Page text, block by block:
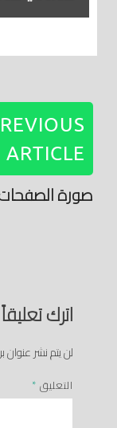
ARTICLE
صورة
اترك تعليقاً
لن يتم نشر عنوان
التعليق *